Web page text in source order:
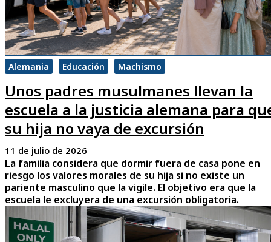
Alemania Educación Machismo
Unos padres musulmanes llevan la
escuela a la justicia alemana para
su hija no vaya de excursión
11 de julio de 2026
La familia considera que dormir fuera de casa pone en
riesgo los valores morales de su hija si no existe un
pariente masculino que la vigile. El objetivo era que la
escuela le excluyera de una excursión obligatoria.